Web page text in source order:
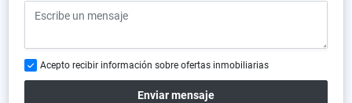
Acepto recibir información sobre ofertas inmobiliarias
Enviar mensaje